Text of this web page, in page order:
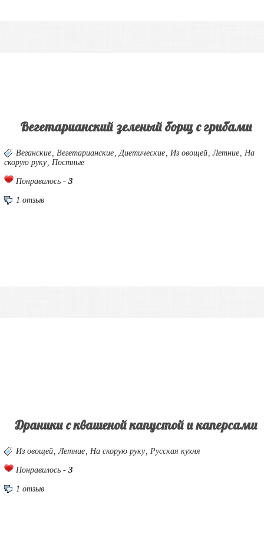
Вегетарианский зеленый борщ с грибами
Веганские Вегетарианские Диетические Из овощей ,Летние
На
скорую руку, Постные
Понравилось -3
1 отзыв
Драники с квашеной капустой и каперсами
Из овощей ,Летние На скорую руку, Русская кухня
Понравилось -3
1 отзыв